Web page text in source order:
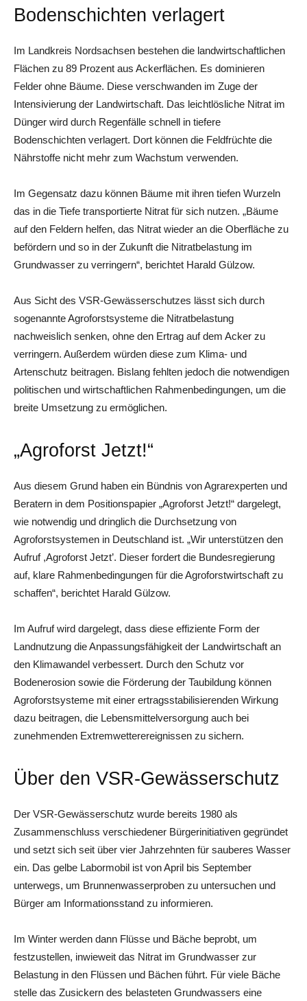
Bodenschichten verlagert
Im Landkreis Nordsachsen bestehen die landwirtschaftlichen
Flächen zu 89 Prozent aus Ackerflächen. Es dominieren
Felder ohne Bäume. Diese verschwanden im Zuge der
Intensivierung der Landwirtschaft. Das leichtlösliche Nitrat im
Dünger wird durch Regenfälle schnell in tiefere
Bodenschichten verlagert. Dort können die Feldfrüchte die
Nährstoffe nicht mehr zum Wachstum verwenden.
Im Gegensatz dazu können Bäume mit ihren tiefen Wurzeln
das in die Tiefe transportierte Nitrat für sich nutzen. „Bäume
auf den Feldern helfen, das Nitrat wieder an die Oberfläche zu
befördern und so in der Zukunft die Nitratbelastung im
Grundwasser zu verringern“, berichtet Harald Gülzow.
Aus Sicht des VSR-Gewässerschutzes lässt sich durch
sogenannte Agroforstsysteme die Nitratbelastung
nachweislich senken, ohne den Ertrag auf dem Acker zu
verringern. Außerdem würden diese zum Klima- und
Artenschutz beitragen. Bislang fehlten jedoch die notwendigen
politischen und wirtschaftlichen Rahmenbedingungen, um die
breite Umsetzung zu ermöglichen.
„Agroforst Jetzt!“
Aus diesem Grund haben ein Bündnis von Agrarexperten und
Beratern in dem Positionspapier „Agroforst Jetzt!“ dargelegt,
wie notwendig und dringlich die Durchsetzung von
Agroforstsystemen in Deutschland ist. „Wir unterstützen den
Aufruf ,Agroforst Jetzt’. Dieser fordert die Bundesregierung
auf, klare Rahmenbedingungen für die Agroforstwirtschaft zu
schaffen“, berichtet Harald Gülzow.
Im Aufruf wird dargelegt, dass diese effiziente Form der
Landnutzung die Anpassungsfähigkeit der Landwirtschaft an
den Klimawandel verbessert. Durch den Schutz vor
Bodenerosion sowie die Förderung der Taubildung können
Agroforstsysteme mit einer ertragsstabilisierenden Wirkung
dazu beitragen, die Lebensmittelversorgung auch bei
zunehmenden Extremwetterereignissen zu sichern.
Über den VSR-Gewässerschutz
Der VSR-Gewässerschutz wurde bereits 1980 als
Zusammenschluss verschiedener Bürgerinitiativen gegründet
und setzt sich seit über vier Jahrzehnten für sauberes Wasser
ein. Das gelbe Labormobil ist von April bis September
unterwegs, um Brunnenwasserproben zu untersuchen und
Bürger am Informationsstand zu informieren.
Im Winter werden dann Flüsse und Bäche beprobt, um
festzustellen, inwieweit das Nitrat im Grundwasser zur
Belastung in den Flüssen und Bächen führt. Für viele Bäche
stelle das Zusickern des belasteten Grundwassers eine